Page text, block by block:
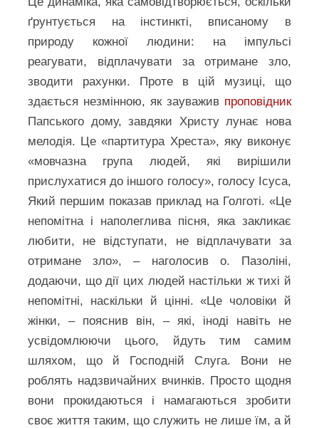
ґрунтується на інстинкті, вписаному в
природу кожної людини: на імпульсі
реагувати, відплачувати за отримане зло,
зводити рахунки. Проте в цій музиці, що
здається незмінною, як зауважив проповідник
Папського дому, завдяки Христу лунає нова
мелодія. Це «партитура Хреста», яку виконує
«мовчазна група людей, які вирішили
прислухатися до іншого голосу», голосу Ісуса,
Який першим показав приклад на Голготі. «Це
непомітна і наполеглива пісня, яка закликає
любити, не відступати, не відплачувати за
отримане зло», – наголосив о. Пазоліні,
додаючи, що дії цих людей настільки ж тихі й
непомітні, наскільки й цінні. «Це чоловіки й
жінки, – пояснив він, – які, іноді навіть не
усвідомлюючи цього, йдуть тим самим
шляхом, що й Господній Слуга. Вони не
роблять надзвичайних вчинків. Просто щодня
вони прокидаються і намагаються зробити
своє життя таким, що служить не лише їм, а й